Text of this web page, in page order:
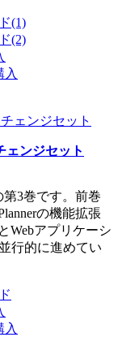
(1)
(2)
入
ンジセット
3巻です。前巻
の機能拡張
Webアプリケーシ
行的に進めてい
入